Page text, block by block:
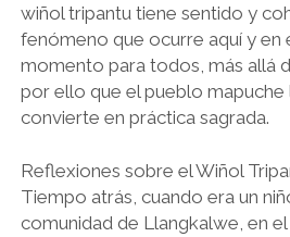
wiñol tripantu tiene sentido y
fenómeno que ocurre aquí y en
momento para todos, más allá
por ello que el pueblo
convierte en práctica sagrada.
Reflexiones sobre el Wiñol
Tiempo atrás, cuando era un
comunidad de Llangkalwe, en